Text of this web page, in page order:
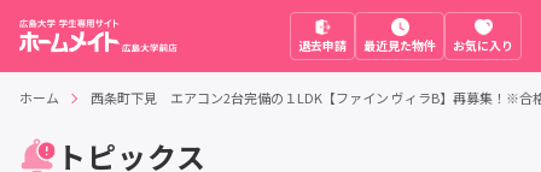
退去申請 最近見た物件 お気に入り
ホーム 西条町下見 エアコン2台完備の１LDK【ファイン ヴィラB】再募集！※合
トピックス